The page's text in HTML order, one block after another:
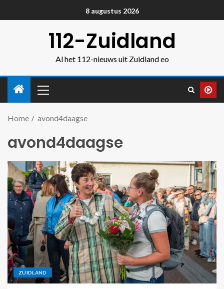
8 augustus 2026
112-Zuidland
Al het 112-nieuws uit Zuidland eo
Home avond4daagse
avond4daagse
ZUIDLAND